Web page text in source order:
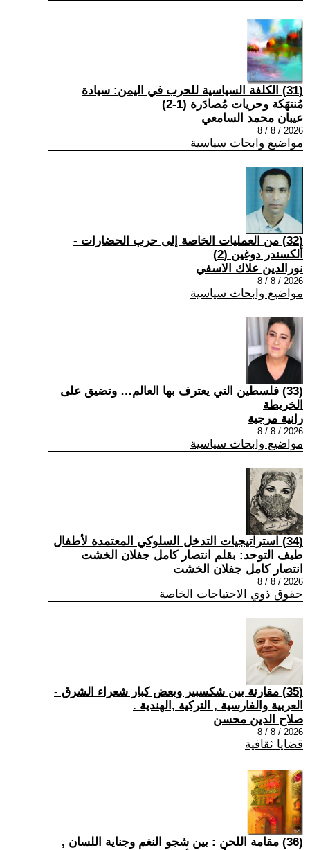
(31) الكلفة السياسية للحرب في اليمن: سيادة
مُنتهَكة وحريات مُصادَرة (1-2)
عيبان محمد السامعي
2026 / 8 / 8
مواضيع وابحاث سياسية
(32) من العمليات الخاصة إلى حرب الحضارات -
ألكسندر دوغين (2)
نورالدين علاك الاسفي
2026 / 8 / 8
مواضيع وابحاث سياسية
(33) فلسطين التي يعترف بها العالم… وتضيق على
الخريطة
رانية مرجية
2026 / 8 / 8
مواضيع وابحاث سياسية
(34) استراتيجيات التدخل السلوكي المعتمدة لأطفال
طيف التوحد: بقلم انتصار كامل جفلان الخشت
انتصار كامل جفلان الخشت
2026 / 8 / 8
حقوق ذوي الاحتياجات الخاصة
(35) مقارنة بين شكسبير وبعض كبار شعراء الشرق -
العربية والفارسية , التركية ,الهندية .
صلاح الدين محسن
2026 / 8 / 8
قضايا ثقافية
(36) مقامة اللحن : بين شجو النغم وجناية اللسان ,